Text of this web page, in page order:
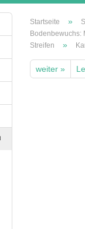
SPURGRÖSSEN
Startseite »
Bodenbewuchs:
Streifen »
weiter »